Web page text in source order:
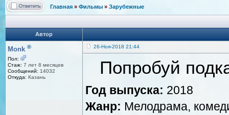
Главная » Фильмы » Зарубежные
Автор
Monk ®
Пол:
Стаж: 7 лет 8 месяцев
Сообщений: 14032
Откуда: Казань
26-Ноя-2018 21:44
Попробуй
Год выпуска: 2018
Жанр: Мелодрама,